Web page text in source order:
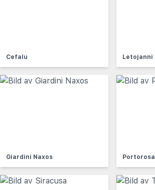
Cefalu Letojanni
Giardini Naxos Portorosa